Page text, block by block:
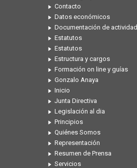
Contacto
Datos económicos
Documentación de actividad
Estatutos
Estatutos
Estructura y cargos
Formación on line y guías
Gonzalo Anaya
Inicio
Junta Directiva
Legislación al dia
Principios
Quiénes Somos
Representación
Resumen de Prensa
Servicios